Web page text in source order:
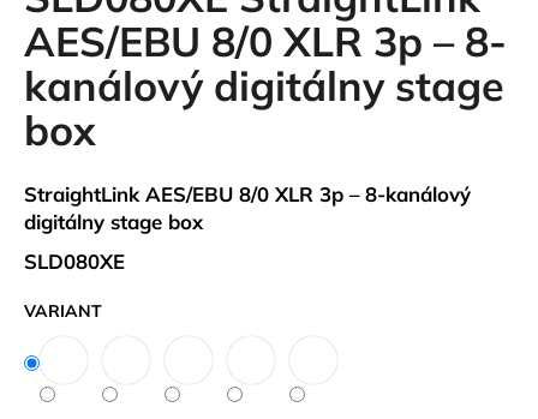
0,0
z
5
hviezdičiek.
AES/EBU 8/0 XLR 3p – 8-
kanálový digitálny stage
box
StraightLink AES/EBU 8/0 XLR 3p – 8-kanálový
digitálny stage box
SLD080XE
VARIANT
á
j
s
ť
?
O